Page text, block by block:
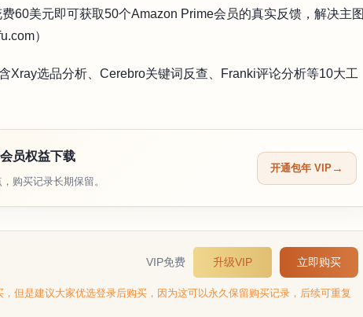
60美元即可获取50个Amazon Prime会员的真实反馈，解决主图
）
Xray选品分析、Cerebro关键词反查、Franki评论分析等10大工
员权益下载
购买记录长期保留。
开通包年 VIP
VIP免费 升级VIP 立即购买
但是建议大家优选登录后购买，因为这可以永久保留购买记录，后续可重复